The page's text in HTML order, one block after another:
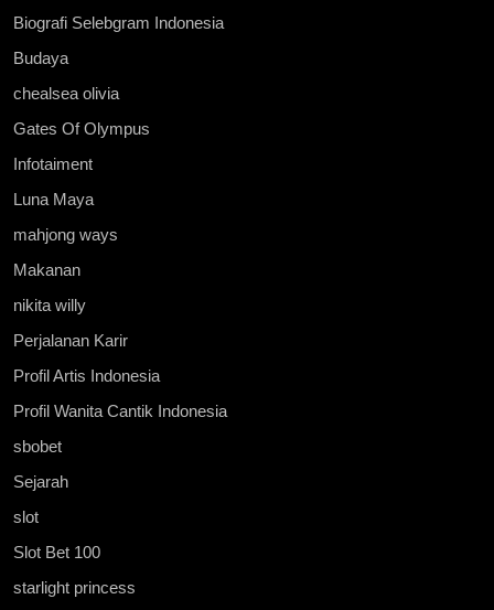
Biografi Selebgram Indonesia
Budaya
chealsea olivia
Gates Of Olympus
Infotaiment
Luna Maya
mahjong ways
Makanan
nikita willy
Perjalanan Karir
Profil Artis Indonesia
Profil Wanita Cantik Indonesia
sbobet
Sejarah
slot
Slot Bet 100
starlight princess